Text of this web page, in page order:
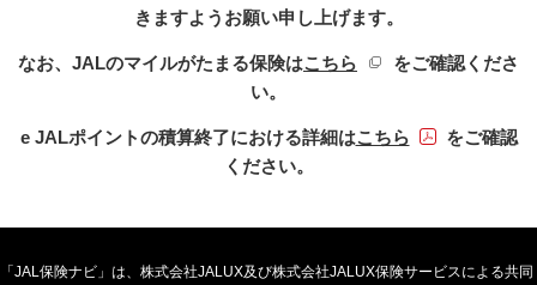
きますようお願い申し上げます。
なお、JALのマイルがたまる保険はこちら 新規ウィンドウを開
をご確認くださ
い。
e JALポイントの積算終了における詳細はこちらPDFファイル
をご確認
ください。
「JAL保険ナビ」は、株式会社JALUX及び株式会社JALUX保険サービスによる共同